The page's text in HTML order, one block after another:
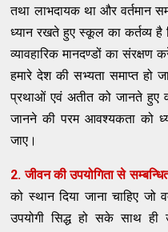
तथा लाभदायक था और वर्तमान
ध्यान रखते हुए स्कूल का कर्तव्य
व्यावहारिक मानदण्डों का
हमारे देश की सभ्यता समाप्त हो
प्रथाओं एवं अतीत को जानते हुए
जानने की परम आवश्यकता को
जाए।
2. जीवन की उपयोगिता से
को स्थान दिया जाना चाहिए जो
उपयोगी सिद्ध हो सके साथ ही